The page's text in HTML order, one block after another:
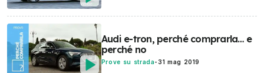
Audi e-tron, perché comprarla… e
perché no
Prove su strada-31 mag 2019